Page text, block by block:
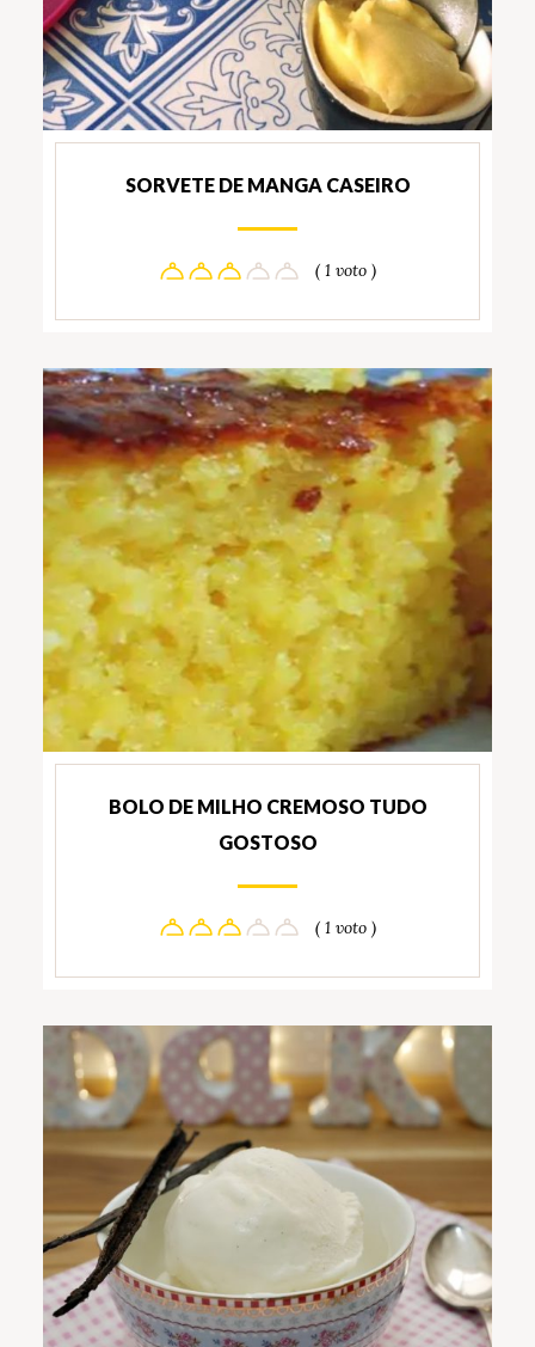
SORVETE DE MANGA CASEIRO
( 1 voto )
BOLO DE MILHO CREMOSO TUDO
GOSTOSO
( 1 voto )